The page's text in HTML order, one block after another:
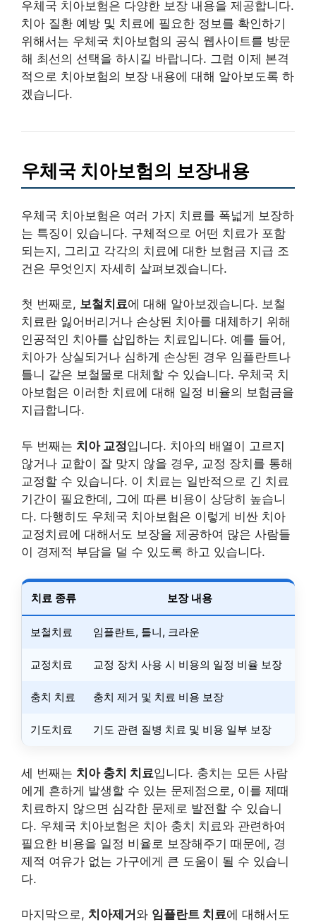
우체국 치아보험은 다양한 보장 내용을 제공합니다.
치아 질환 예방 및 치료에 필요한 정보를 확인하기
위해서는 우체국 치아보험의 공식 웹사이트를 방문
해 최선의 선택을 하시길 바랍니다. 그럼 이제 본격
적으로 치아보험의 보장 내용에 대해 알아보도록 하
겠습니다.
우체국 치아보험의 보장내용
우체국 치아보험은 여러 가지 치료를 폭넓게 보장하
는 특징이 있습니다. 구체적으로 어떤 치료가 포함
되는지, 그리고 각각의 치료에 대한 보험금 지급 조
건은 무엇인지 자세히 살펴보겠습니다.
첫 번째로, 보철치료에 대해 알아보겠습니다. 보철
치료란 잃어버리거나 손상된 치아를 대체하기 위해
인공적인 치아를 삽입하는 치료입니다. 예를 들어,
치아가 상실되거나 심하게 손상된 경우 임플란트나
틀니 같은 보철물로 대체할 수 있습니다. 우체국 치
아보험은 이러한 치료에 대해 일정 비율의 보험금을
지급합니다.
두 번째는 치아 교정입니다. 치아의 배열이 고르지
않거나 교합이 잘 맞지 않을 경우, 교정 장치를 통해
교정할 수 있습니다. 이 치료는 일반적으로 긴 치료
기간이 필요한데, 그에 따른 비용이 상당히 높습니
다. 다행히도 우체국 치아보험은 이렇게 비싼 치아
교정치료에 대해서도 보장을 제공하여 많은 사람들
이 경제적 부담을 덜 수 있도록 하고 있습니다.
치료 종류 보장 내용
보철치료 임플란트, 틀니, 크라운
교정치료 교정 장치 사용 시 비용의 일정 비율 보장
충치 치료 충치 제거 및 치료 비용 보장
기도치료 기도 관련 질병 치료 및 비용 일부 보장
세 번째는 치아 충치 치료입니다. 충치는 모든 사람
에게 흔하게 발생할 수 있는 문제점으로, 이를 제때
치료하지 않으면 심각한 문제로 발전할 수 있습니
다. 우체국 치아보험은 치아 충치 치료와 관련하여
필요한 비용을 일정 비율로 보장해주기 때문에, 경
제적 여유가 없는 가구에게 큰 도움이 될 수 있습니
다.
마지막으로, 치아제거 와 임플란트 치료에 대해서도